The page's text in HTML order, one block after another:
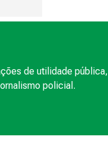
de utilidade pública,
policial.